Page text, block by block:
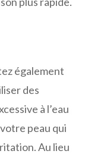
également
des
à l’eau
peau qui
Au lieu